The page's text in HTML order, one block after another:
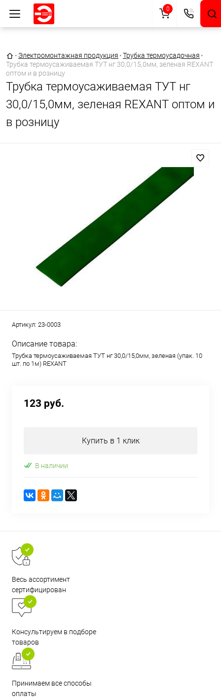
Главная страница
• Электромонтажная продукция •Трубка термоусадочная •
Трубка термоусаживаемая ТУТ нг 30,0/15,0мм, зеленая REXANT
оптом и в розницу
Трубка термоусаживаемая ТУТ нг
30,0/15,0мм, зеленая REXANT оптом и
в розницу
Артикул: 23-0003
Описание товара:
Трубка термоусаживаемая ТУТ нг 30,0/15,0мм, зеленая (упак. 10
шт. по 1м) REXANT
123 руб.
Купить в 1 клик
В наличии
Весь ассортимент
сертифицирован
Консультируем в подборе
товаров
Принимаем все способы
оплаты
0